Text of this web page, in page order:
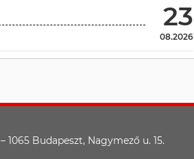
23
08.2026
– 1065 Budapeszt, Nagymező u. 15.